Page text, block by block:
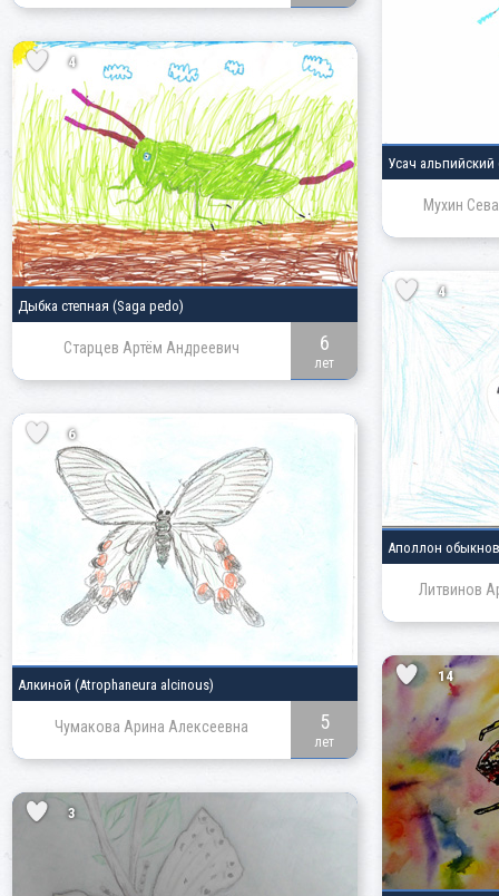
Усач альпийский
Мухин
4
Дыбка степная (Saga pedo)
Старцев Артём Андреевич 6
лет
4
Аполлон
Литвинов
6
Алкиной (Atrophaneura alcinous)
Чумакова Арина Алексеевна 5
лет
14
3